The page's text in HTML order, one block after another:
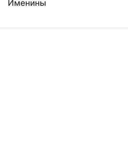
Именины